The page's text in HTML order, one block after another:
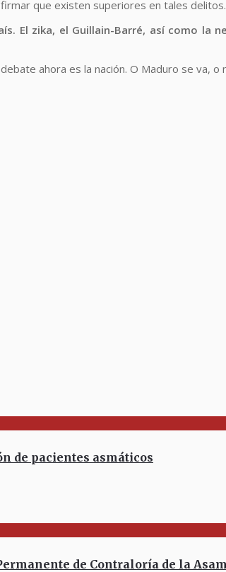
que existen superiores en tales delitos.
El zika, el Guillain-Barré, así como la
ahora es la nación. O Maduro se va,
de pacientes asmáticos
de Contraloría de la